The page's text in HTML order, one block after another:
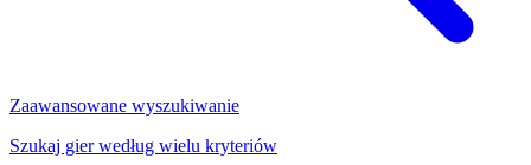
Zaawansowane wyszukiwanie
Szukaj gier według wielu kryteriów